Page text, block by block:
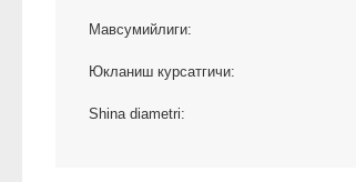
Мавсумийлиги:
Юкланиш курсатгичи:
Shina diametri: